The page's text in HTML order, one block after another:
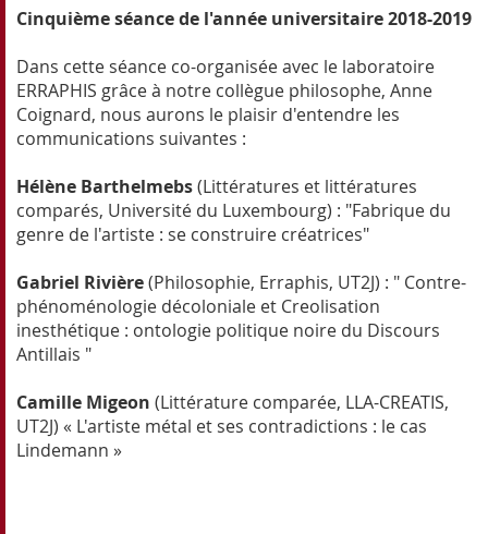
Cinquième séance de l'année universitaire 2018-2019
Dans cette séance co-organisée avec le laboratoire
ERRAPHIS grâce à notre collègue philosophe, Anne
Coignard, nous aurons le plaisir d'entendre les
communications suivantes :
Hélène Barthelmebs(Littératures et littératures
comparés, Université du Luxembourg) : "Fabrique du
genre de l'artiste : se construire créatrices"
Gabriel Rivière(Philosophie, Erraphis, UT2J) : " Contre-
phénoménologie décoloniale et Creolisation
inesthétique : ontologie politique noire du Discours
Antillais "
Camille Migeon (Littérature comparée, LLA-CREATIS,
UT2J) « L'artiste métal et ses contradictions : le cas
Lindemann »